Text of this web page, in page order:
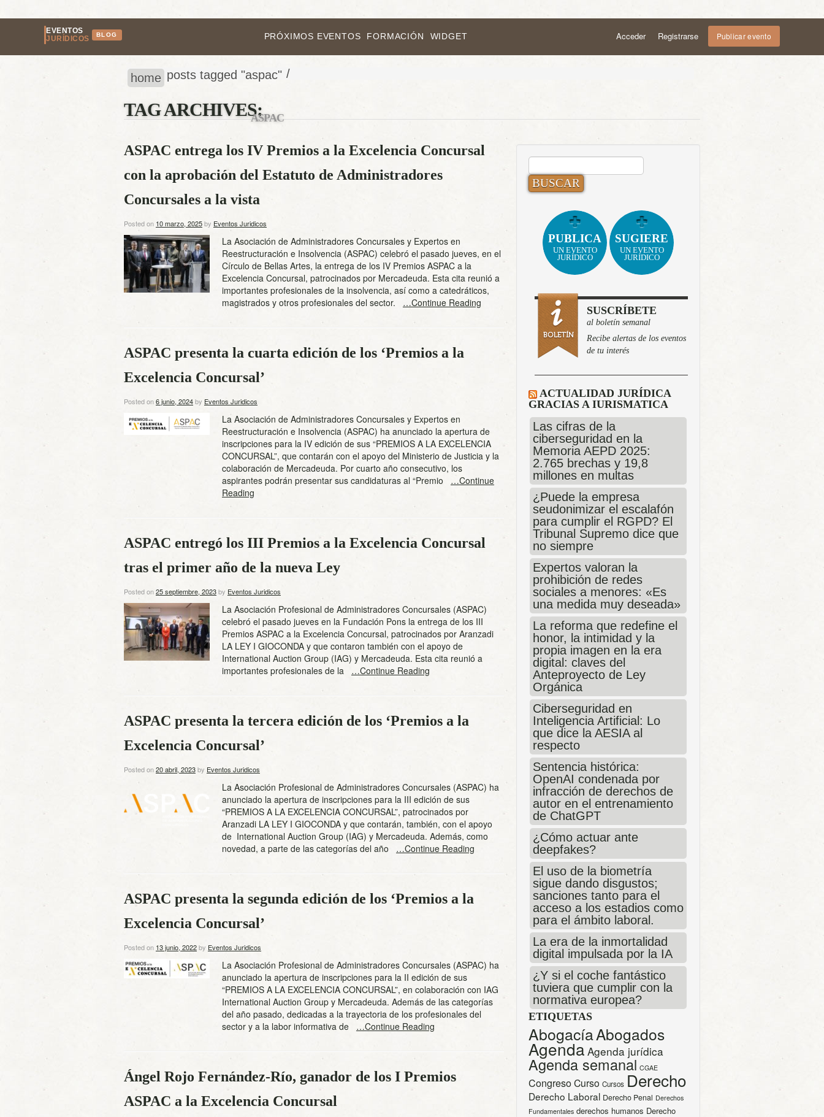
EVENTOS
JURÍDICOS
BLOG PRÓXIMOS EVENTOS FORMACIÓN WIDGET Acceder Registrarse Publicar evento
home /
posts tagged "aspac"
TAG ARCHIVES:ASPAC
ASPAC entrega los IV Premios a la Excelencia Concursal
con la aprobación del Estatuto de Administradores
Concursales a la vista
Posted on 10 marzo, 2025by Eventos Juridicos
La Asociación de Administradores Concursales y Expertos en
Reestructuración e Insolvencia (ASPAC) celebró el pasado jueves, en el
Círculo de Bellas Artes, la entrega de los IV Premios ASPAC a la
Excelencia Concursal, patrocinados por Mercadeuda. Esta cita reunió a
importantes profesionales de la insolvencia, así como a catedráticos,
magistrados y otros profesionales del sector. …Continue Reading
ASPAC presenta la cuarta edición de los ‘Premios a la
Excelencia Concursal’
Posted on6 junio, 2024by Eventos Juridicos
La Asociación de Administradores Concursales y Expertos en
Reestructuración e Insolvencia (ASPAC) ha anunciado la apertura de
inscripciones para la IV edición de sus “PREMIOS A LA EXCELENCIA
CONCURSAL”, que contarán con el apoyo del Ministerio de Justicia y la
colaboración de Mercadeuda. Por cuarto año consecutivo, los
aspirantes podrán presentar sus candidaturas al “Premio …Continue
Reading
ASPAC entregó los III Premios a la Excelencia Concursal
tras el primer año de la nueva Ley
Posted on25 septiembre, 2023by Eventos Juridicos
La Asociación Profesional de Administradores Concursales (ASPAC)
celebró el pasado jueves en la Fundación Pons la entrega de los III
Premios ASPAC a la Excelencia Concursal, patrocinados por Aranzadi
LA LEY I GIOCONDA y que contaron también con el apoyo de
International Auction Group (IAG) y Mercadeuda. Esta cita reunió a
importantes profesionales de la …Continue Reading
ASPAC presenta la tercera edición de los ‘Premios a la
Excelencia Concursal’
Posted on20 abril, 2023by Eventos Juridicos
La Asociación Profesional de Administradores Concursales (ASPAC) ha
anunciado la apertura de inscripciones para la III edición de sus
“PREMIOS A LA EXCELENCIA CONCURSAL”, patrocinados por
Aranzadi LA LEY I GIOCONDA y que contarán, también, con el apoyo
de International Auction Group (IAG) y Mercadeuda. Además, como
novedad, a parte de las categorías del año …Continue Reading
ASPAC presenta la segunda edición de los ‘Premios a la
Excelencia Concursal’
Posted on 13 junio, 2022by Eventos Juridicos
La Asociación Profesional de Administradores Concursales (ASPAC) ha
anunciado la apertura de inscripciones para la II edición de sus
“PREMIOS A LA EXCELENCIA CONCURSAL”, en colaboración con IAG
International Auction Group y Mercadeuda. Además de las categorías
del año pasado, dedicadas a la trayectoria de los profesionales del
sector y a la labor informativa de …Continue Reading
Ángel Rojo Fernández-Río, ganador de los I Premios
ASPAC a la Excelencia Concursal
BUSCAR:
PUBLICA
UN EVENTO
JURÍDICO
SUGIERE
UN EVENTO
JURÍDICO
SUSCRÍBETE
al boletín semanal
Recibe alertas de los eventos
de tu interés
ACTUALIDAD JURÍDICA
GRACIAS A IURISMATICA
Las cifras de la
ciberseguridad en la
Memoria AEPD 2025:
2.765 brechas y 19,8
millones en multas
¿Puede la empresa
seudonimizar el escalafón
para cumplir el RGPD? El
Tribunal Supremo dice que
no siempre
Expertos valoran la
prohibición de redes
sociales a menores: «Es
una medida muy deseada»
La reforma que redefine el
honor, la intimidad y la
propia imagen en la era
digital: claves del
Anteproyecto de Ley
Orgánica
Ciberseguridad en
Inteligencia Artificial: Lo
que dice la AESIA al
respecto
Sentencia histórica:
OpenAI condenada por
infracción de derechos de
autor en el entrenamiento
de ChatGPT
¿Cómo actuar ante
deepfakes?
El uso de la biometría
sigue dando disgustos;
sanciones tanto para el
acceso a los estadios como
para el ámbito laboral.
La era de la inmortalidad
digital impulsada por la IA
¿Y si el coche fantástico
tuviera que cumplir con la
normativa europea?
ETIQUETAS
AbogacíaAbogados
Agenda Agenda jurídica
Agenda semanal CGAE
CongresoCurso Cursos Derecho
Derecho Laboral Derecho Penal Derechos
Fundamentales derechos humanos Derecho